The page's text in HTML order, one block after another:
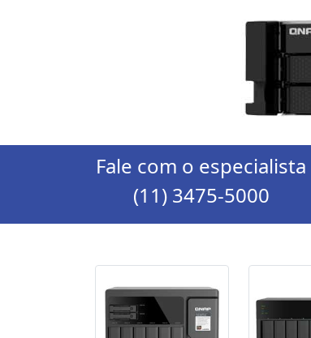
Fale com o especialista
(11) 3475-5000